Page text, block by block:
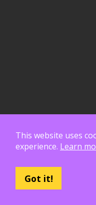
This website uses
experience. Learn
Got it!